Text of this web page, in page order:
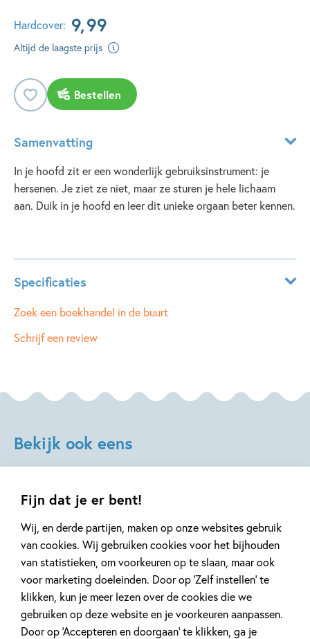
Fijn dat je er bent!
Wij, en derde partijen, maken op onze websites gebruik
van cookies. Wij gebruiken cookies voor het bijhouden
van statistieken, om voorkeuren op te slaan, maar ook
voor marketing doeleinden. Door op ‘Zelf instellen’ te
klikken, kun je meer lezen over de cookies die we
gebruiken op deze website en je voorkeuren aanpassen.
Door op ‘Accepteren en doorgaan’ te klikken, ga je
Hardcover: 9,99
Altijd de laagste prijs
Bestellen
Samenvatting
In je hoofd zit er een wonderlijk gebruiksinstrument: je
hersenen. Je ziet ze niet, maar ze sturen je hele lichaam
aan. Duik in je hoofd en leer dit unieke orgaan beter kennen.
Specificaties
ISBN: 9789002277634
NUR:
Prijs:
99
Uitgever:
Oogappel
Verschijningsdatum:
Zoek een boekhandel in de buurt
Schrijf een review
Bekijk ook eens
18-08-2026
18,50
Hardcover
7,99
Paperback 12,99